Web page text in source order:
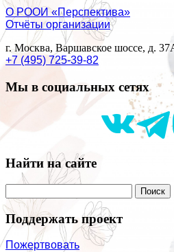
О РООИ «Перспектива»
Отчёты организации
г. Москва, Варшавское шоссе, д.
+7 (495) 725-39-82
Мы в социальных сетях
Найти на сайте
Поддержать проект
Пожертвовать